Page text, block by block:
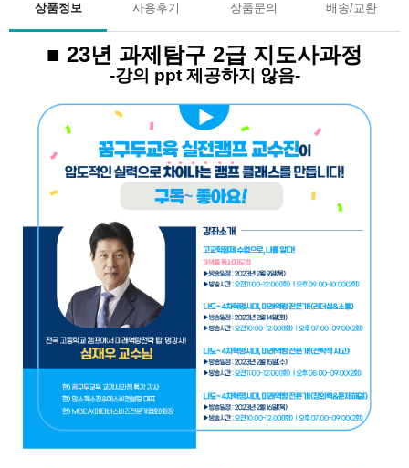
상품정보 사용후기 상품문의 배송/교환
■ 23년 과제탐구 2급 지도사과정
-강의 ppt 제공하지 않음-